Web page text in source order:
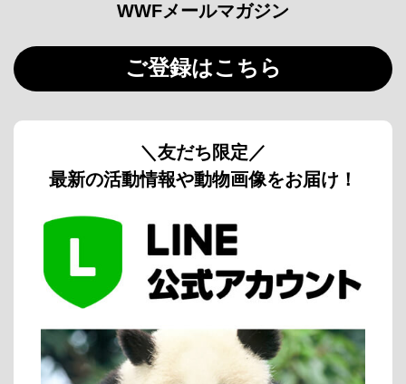
WWFメールマガジン
ご登録はこちら
＼友だち限定／
最新の活動情報や動物画像をお届け！